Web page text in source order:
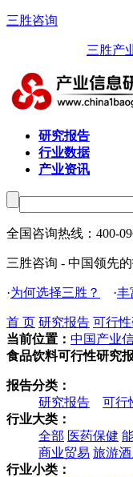
三胜咨询
三胜产
研究报告
行业数据
产业资讯
全国咨询热线： 400-
三胜咨询 - 中国领先
·为何选择三胜？ ·丰
首 页 研究报告 可行
当前位置： 中国产业
食品饮料可行性研究
报告分类：
研究报告
可行
行业大类：
全部 医药保健
商业贸易 旅游
行业小类：